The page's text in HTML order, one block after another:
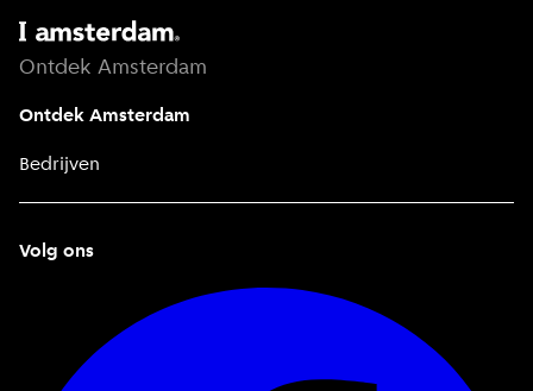
Ontdek Amsterdam
Ontdek Amsterdam
Bedrijven
Volg ons